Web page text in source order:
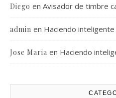
Diego en Avisador de timbre
admin en Haciendo
Jose Maria en Haciendo